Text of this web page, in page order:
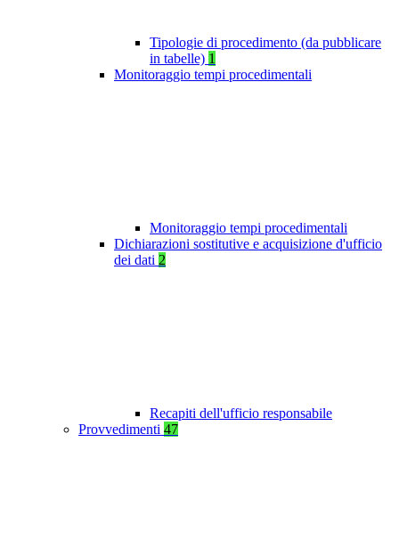
Tipologie di procedimento (da pubblicare
in tabelle) 1
Monitoraggio tempi procedimentali
Monitoraggio tempi procedimentali
Dichiarazioni sostitutive e acquisizione d'ufficio
dei dati 2
Recapiti dell'ufficio responsabile
Provvedimenti 47